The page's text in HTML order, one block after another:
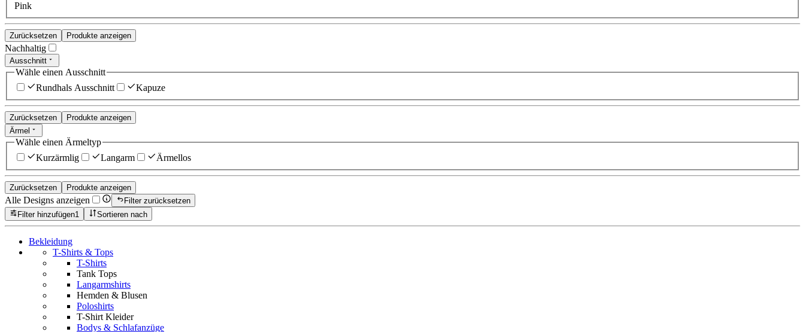
Pink
Zurücksetzen Produkte anzeigen
Nachhaltig
Ausschnitt
Wähle einen Ausschnitt
Rundhals Ausschnitt
Kapuze
Zurücksetzen
Produkte anzeigen
Ärmel
Wähle einen Ärmeltyp
Kurzärmlig
Langarm Ärmellos
Zurücksetzen Produkte anzeigen
Alle Designs anzeigen
Filter zurücksetzen
Filter hinzufügen1 Sortieren nach
Bekleidung
T-Shirts & Tops
T-Shirts
Tank Tops
Langarmshirts
Hemden & Blusen
Poloshirts
T-Shirt Kleider
Bodys & Schlafanzüge